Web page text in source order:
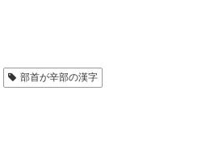
部首が辛部の漢字